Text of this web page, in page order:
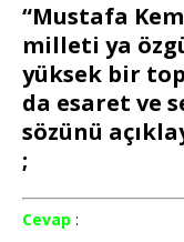
“Mustafa
milleti ya
yüksek bir
da esaret ve
sözünü
;
Cevap :